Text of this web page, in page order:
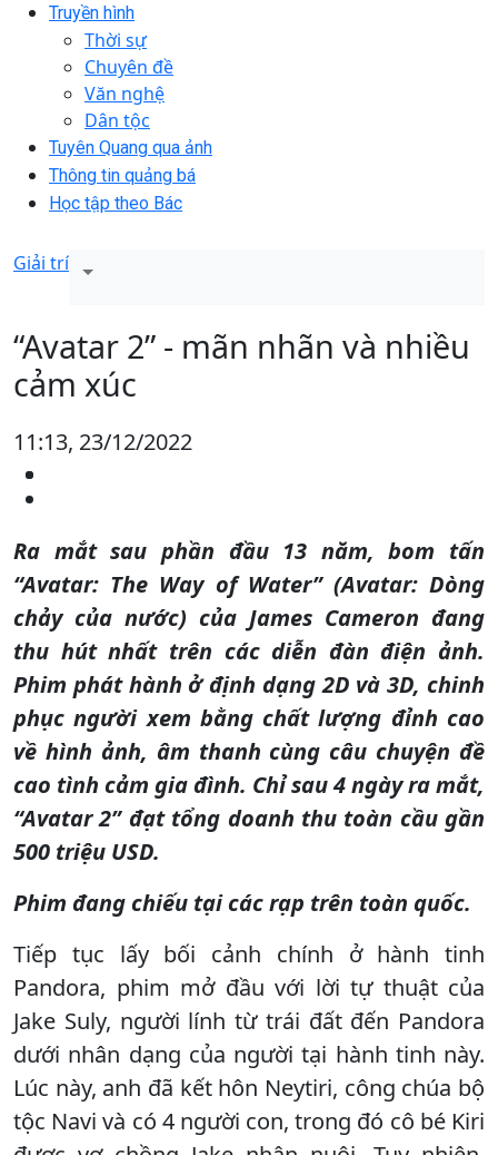
Truyền hình
Thời sự
Chuyên đề
Văn nghệ
Dân tộc
Tuyên Quang qua ảnh
Thông tin quảng bá
Học tập theo Bác
Giải trí
“Avatar 2” - mãn nhãn và nhiều
cảm xúc
11:13, 23/12/2022
Ra mắt sau phần đầu 13 năm, bom tấn
“Avatar: The Way of Water” (Avatar: Dòng
chảy của nước) của James Cameron đang
thu hút nhất trên các diễn đàn điện ảnh.
Phim phát hành ở định dạng 2D và 3D, chinh
phục người xem bằng chất lượng đỉnh cao
về hình ảnh, âm thanh cùng câu chuyện đề
cao tình cảm gia đình. Chỉ sau 4 ngày ra mắt,
“Avatar 2” đạt tổng doanh thu toàn cầu gần
500 triệu USD.
Phim đang chiếu tại các rạp trên toàn quốc.
Tiếp tục lấy bối cảnh chính ở hành tinh
Pandora, phim mở đầu với lời tự thuật của
Jake Suly, người lính từ trái đất đến Pandora
dưới nhân dạng của người tại hành tinh này.
Lúc này, anh đã kết hôn Neytiri, công chúa bộ
tộc Navi và có 4 người con, trong đó cô bé Kiri